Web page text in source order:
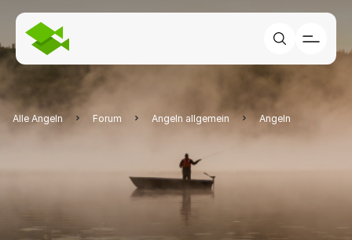
Alle Angeln Forum Angeln allgemein Angeln